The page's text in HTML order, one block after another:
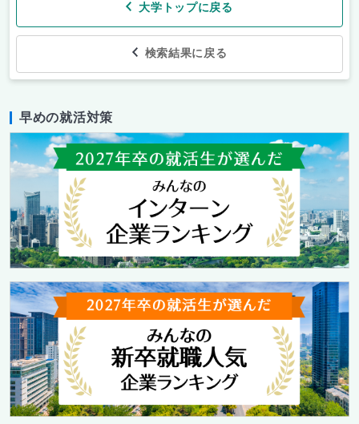
大学トップに戻る
検索結果に戻る
早めの就活対策